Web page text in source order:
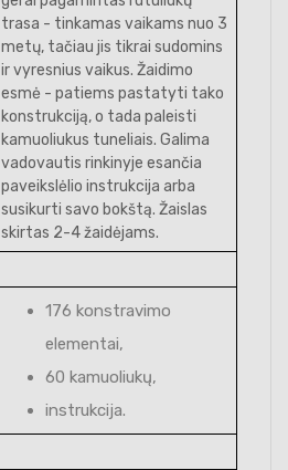
trasa - tinkamas vaikams nuo 3
metų, tačiau jis tikrai sudomins
ir vyresnius vaikus. Žaidimo
esmė - patiems pastatyti tako
konstrukciją, o tada paleisti
kamuoliukus tuneliais. Galima
vadovautis rinkinyje esančia
paveikslėlio instrukcija arba
susikurti savo bokštą. Žaislas
skirtas 2-4 žaidėjams.
176 konstravimo
elementai,
60 kamuoliukų,
instrukcija.